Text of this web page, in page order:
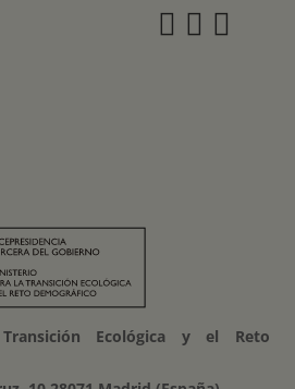
Ecológica y el Reto